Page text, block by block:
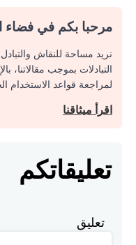
مرحبا بكم في فضاء
نريد مساحة للنقاش
التبادلات بموجب
لمراجعة قواعد الاستخدام
اقرأ ميثاقنا
تعليقاتكم
تعليق